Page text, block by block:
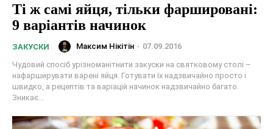
Ті ж самі яйця, тільки фаршировані:
9 варіантів начинок
ЗАКУСКИ Максим Нікітін - 07.09.2016
Чудовий спосіб урізноманітнити закуски на святковому столі –
нафарширувати варені яйця. Готувати їх надзвичайно просто і
швидко, а рецептів та варіацій начинок надзвичайно багато.
Зникає...